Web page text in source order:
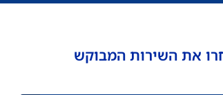
את השירות המבוקש